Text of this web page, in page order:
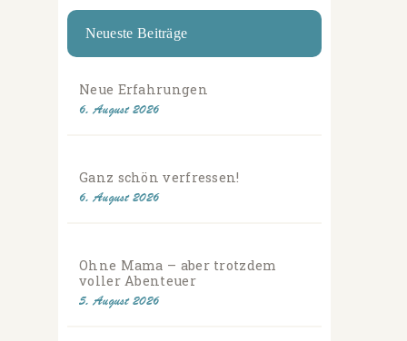
Neueste Beiträge
Neue Erfahrungen
6. August 2026
Ganz schön verfressen!
6. August 2026
Ohne Mama – aber trotzdem
voller Abenteuer
5. August 2026